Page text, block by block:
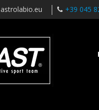
+39 045